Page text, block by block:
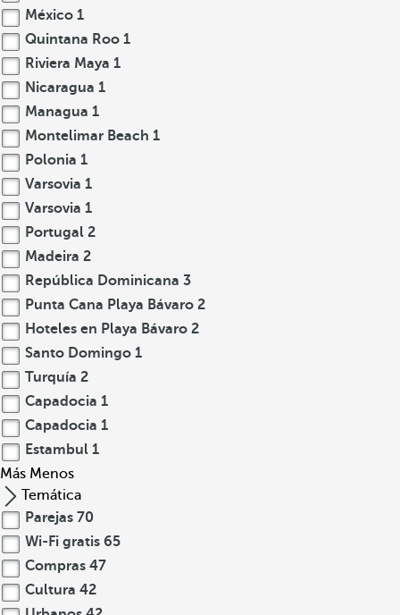
México 1
Quintana Roo 1
Riviera Maya 1
Nicaragua 1
Managua 1
Montelimar Beach 1
Polonia 1
Varsovia 1
Varsovia 1
Portugal 2
Madeira 2
República Dominicana 3
Punta Cana Playa Bávaro 2
Hoteles en Playa Bávaro 2
Santo Domingo 1
Turquía 2
Capadocia 1
Capadocia 1
Estambul 1
Más Menos
Temática
Parejas 70
Wi-Fi gratis 65
Compras 47
Cultura 42